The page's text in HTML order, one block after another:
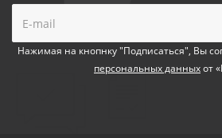
Нажимая на кнопнку "Подписаться", Вы
персональных данныхот